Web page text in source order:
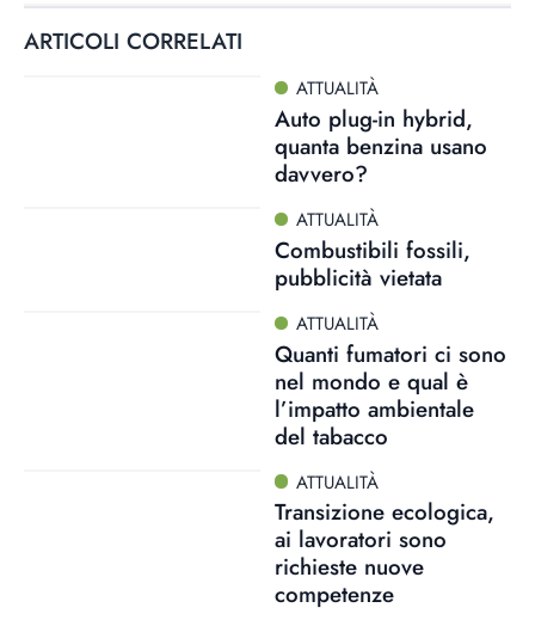
ARTICOLI CORRELATI
ATTUALITÀ
Auto plug-in hybrid,
quanta benzina usano
davvero?
ATTUALITÀ
Combustibili fossili,
pubblicità vietata
ATTUALITÀ
Quanti fumatori ci sono
nel mondo e qual è
l’impatto ambientale
del tabacco
ATTUALITÀ
Transizione ecologica,
ai lavoratori sono
richieste nuove
competenze